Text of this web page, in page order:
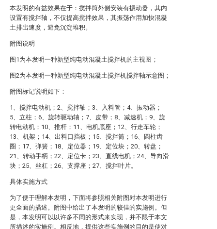
本发明的有益效果在于：搅拌筒外侧安装有振动器，其内
设置有搅拌轴，不仅提高搅拌效果，其振荡作用加快混凝
土排出速度，避免沉淀堆积。
附图说明
图1为本发明一种新型纯电动混凝土搅拌机的主视图；
图2为本发明一种新型纯电动混凝土搅拌机搅拌轴示意图；
附图标记说明如下：
1、搅拌电动机；2、搅拌轴；3、入料管；4、振动器；
5、立柱；6、旋转驱动轴；7、皮带；8、减速机；9、旋
转电动机；10、推杆；11、电机底座；12、行走车轮；
13、机架；14、出料口挡板；15、搅拌筒；16、圆柱齿
圈；17、弹簧；18、定位器；19、定位块；20、转盘；
21、转动手柄；22、定位卡；23、直线电机；24、导向滑
块；25、丝杠；26、支撑座；27、搅拌叶片。
具体实施方式
为了便于理解本发明，下面将参照相关附图对本发明进行
更全面的描述。附图中给出了本发明的较佳的实施例。但
是，本发明可以以许多不同的形式来实现，并不限于本文
所描述的实施例。相反地，提供这些实施例的目的是使对